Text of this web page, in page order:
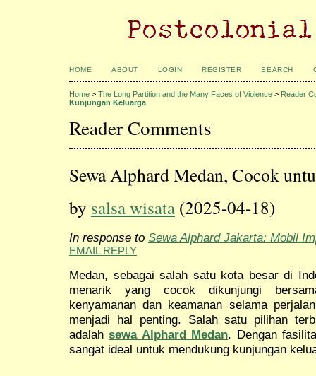
HOME ABOUT LOGIN REGISTER SEARCH
Home > The Long Partition and the Many Faces of Violence > Reader
Kunjungan Keluarga
Reader Comments
Sewa Alphard Medan, Cocok
by salsa wisata (2025-04-18)
In response to Sewa Alphard Jakarta: Mobil
EMAIL REPLY
Medan, sebagai salah satu kota besar di
menarik yang cocok dikunjungi
kenyamanan dan keamanan selama
menjadi hal penting. Salah satu pilihan
adalahsewa Alphard Medan. Dengan
sangat ideal untuk mendukung kunjungan